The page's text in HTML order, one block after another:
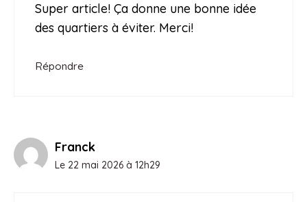
Super article! Ça donne une bonne idée
des quartiers à éviter. Merci!
Répondre
Franck
Le 22 mai 2026 à 12h29